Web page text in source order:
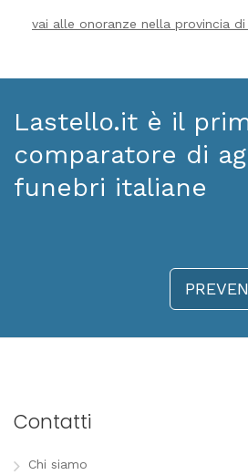
vai alle onoranze nella provincia di
Lastello.it è il
comparatore di
funebri italiane
Contatti
Chi siamo